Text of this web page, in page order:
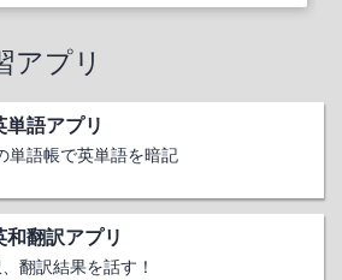
アプリ
語アプリ
単語帳で英単語を暗記
翻訳アプリ
翻訳結果を話す！